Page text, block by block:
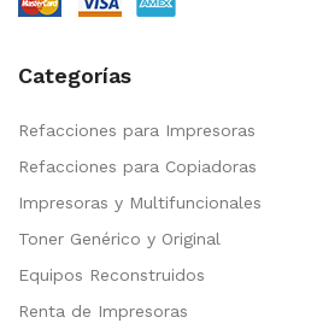
Categorías
Refacciones para Impresoras
Refacciones para Copiadoras
Impresoras y Multifuncionales
Toner Genérico y Original
Equipos Reconstruidos
Renta de Impresoras